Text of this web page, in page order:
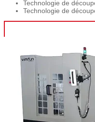
Technologie de
Technologie de